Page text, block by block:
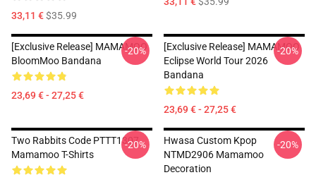
33,11 €$35.99
[Exclusive Release] MAMAMOO
BloomMoo Bandana
23,69 € - 27,25 €
-20%
[Exclusive Release] MAMAMOO
Eclipse World Tour 2026
Bandana
23,69 € - 27,25 €
-20%
Two Rabbits Code PTTT1307
Mamamoo T-Shirts
-20%
Hwasa Custom Kpop
NTMD2906 Mamamoo
Decoration
-20%